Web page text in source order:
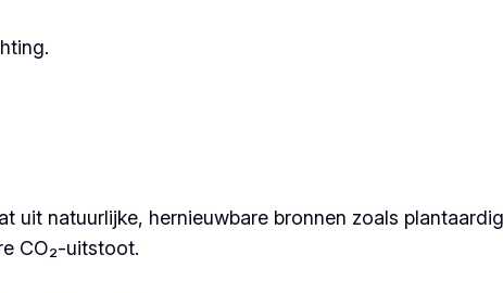
natuurlijke, hernieuwbare bronnen zoals
CO₂-uitstoot.